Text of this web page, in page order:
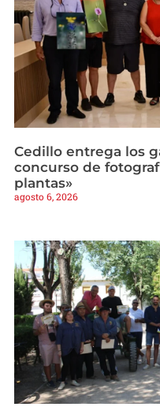
Cedillo entrega los
concurso de
plantas»
agosto 6, 2026